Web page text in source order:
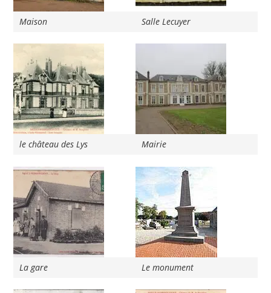
Maison Salle Lecuyer
le château des Lys Mairie
La gare Le monument